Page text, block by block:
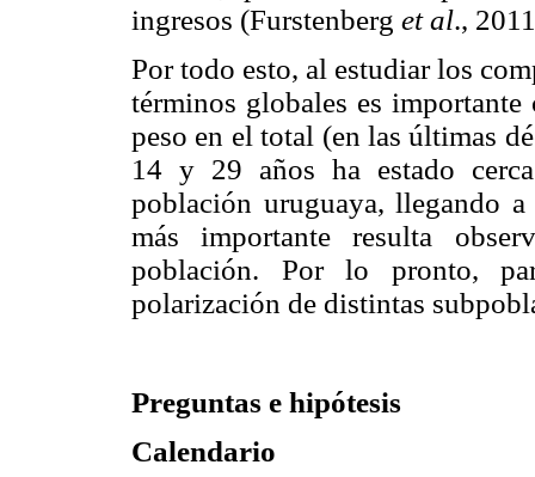
ingresos (Furstenberg et al.,
Por todo esto, al estudiar los
términos globales es importante
peso en el total (en las últimas
14 y 29 años ha estado
población uruguaya, llegando
más importante resulta
población. Por lo pronto,
polarización de distintas
Preguntas e hipótesis
Calendario